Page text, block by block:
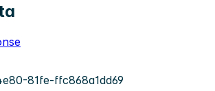
81fe-ffc868a1dd69